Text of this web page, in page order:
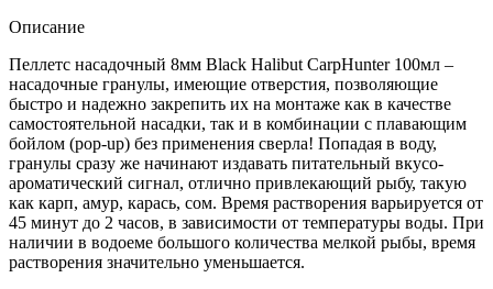
Описание
Пеллетс насадочный 8мм Black Halibut CarpHunter 100мл –
насадочные гранулы, имеющие отверстия, позволяющие
быстро и надежно закрепить их на монтаже как в качестве
самостоятельной насадки, так и в комбинации с плавающим
бойлом (pop-up) без применения сверла! Попадая в воду,
гранулы сразу же начинают издавать питательный вкусо-
ароматический сигнал, отлично привлекающий рыбу, такую
как карп, амур, карась, сом. Время растворения варьируется от
45 минут до 2 часов, в зависимости от температуры воды. При
наличии в водоеме большого количества мелкой рыбы, время
растворения значительно уменьшается.